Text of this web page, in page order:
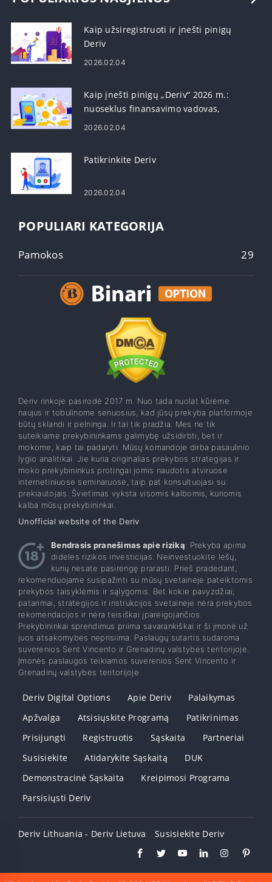
Kaip užsiregistruoti ir įnešti pinigų
Deriv
2026.02.04
Kaip įnešti pinigų „Deriv“ 2026 m.:
nuoseklus finansavimo vadovas,
mokesčiai ir apdorojimo laikas
2026.02.04
Patikrinkite Deriv
2026.02.04
POPULIARI KATEGORIJA
Pamokos 29
Deriv rinkoje pasirodė 2017 m. Nuo tada nuolat kūrėme
naujus ir tobulinome senuosius, kad jūsų prekyba platformoje
būtų sklandi ir pelninga. Ir tai tik pradžia. Mes ne tik
suteikiame prekybininkams galimybę užsidirbti, bet ir
mokome, kaip tai padaryti. Mūsų komandoje dirba pasaulinio
lygio analitikai. Jie kuria originalias prekybos strategijas ir
moko prekybininkus protingai jomis naudotis atviruose
internetiniuose seminaruose, taip pat konsultuojasi su
prekiautojais. Švietimas vyksta visomis kalbomis, kuriomis
kalba mūsų prekybininkai.
Unofficial website of the Deriv
Bendrasis pranešimas apie riziką: Prekyba apima
didelės rizikos investicijas. Neinvestuokite lėšų,
kurių nesate pasirengę prarasti. Prieš pradedant,
rekomenduojame susipažinti su mūsų svetainėje pateiktomis
prekybos taisyklėmis ir sąlygomis. Bet kokie pavyzdžiai,
patarimai, strategijos ir instrukcijos svetainėje nėra prekybos
rekomendacijos ir nėra teisiškai įpareigojančios.
Prekybininkai sprendimus priima savarankiškai ir ši įmonė už
juos atsakomybės neprisiima. Paslaugų sutartis sudaroma
suverenios Sent Vincento ir Grenadinų valstybės teritorijoje.
Įmonės paslaugos teikiamos suverenios Sent Vincento ir
Grenadinų valstybės teritorijoje.
Deriv Digital Options Apie Deriv
Palaikymas
Apžvalga
Atsisiųskite Programą
Patikrinimas
Prisijungti
Registruotis Sąskaita
Partneriai
Susisiekite
Atidarykite Sąskaitą
DUK
Demonstracinė Sąskaita
Kreipimosi Programa
Parsisiųsti Deriv
Deriv Lithuania - Deriv Lietuva Susisiekite Deriv